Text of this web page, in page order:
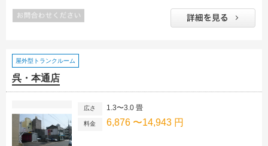
屋外型トランクルーム
呉・本通店
広さ 1.3〜3.0 畳
料金 6,876 〜14,943 円